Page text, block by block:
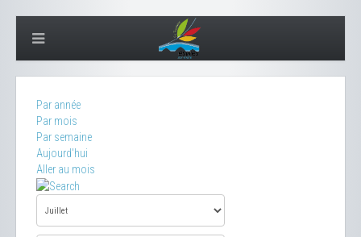
Par année
Par mois
Par semaine
Aujourd'hui
Aller au mois